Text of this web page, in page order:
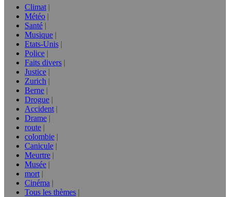
Climat
Météo
Santé
Musique
Etats-Unis
Police
Faits divers
Justice
Zurich
Berne
Drogue
Accident
Drame
route
colombie
Canicule
Meurtre
Musée
mort
Cinéma
Tous les thèmes